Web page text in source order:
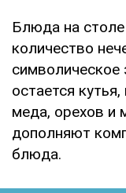
Блюда на
количество
остается
меда, орехов и
дополняют
блюда.